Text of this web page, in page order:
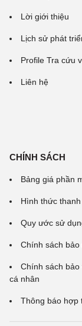
Lời giới thiệu
Lịch sử phát
Profile Tra cứu
Liên hệ
CHÍNH SÁCH
Bảng giá phần
Hình thức
Quy ước sử
Chính sách bảo
Chính sách bảo
cá nhân
Thông báo hợp